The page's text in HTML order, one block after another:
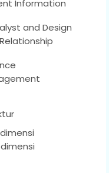
Information
and Design